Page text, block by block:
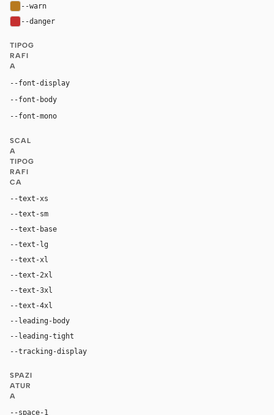
--warn
--danger
TIPOG
RAFI
A
--font-display
--font-body
--font-mono
SCAL
A
TIPOG
RAFI
CA
--text-xs
--text-sm
--text-base
--text-lg
--text-xl
--text-2xl
--text-3xl
--text-4xl
--leading-body
--leading-tight
--tracking-display
SPAZI
ATUR
A
--space-1